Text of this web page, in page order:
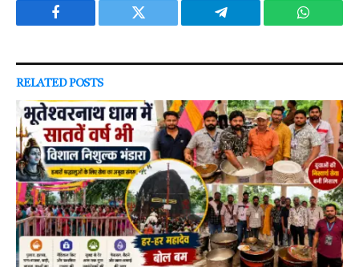
Facebook Twitter Telegram
RELATEDPOSTS